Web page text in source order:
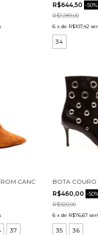
R$644,50 -50%
R$1.289,00
6 x de R$107,42
34
CANO CURTO
37
BOTA COURO
R$460,00 -50
R$920,00
6 x de R$76,67
35 36